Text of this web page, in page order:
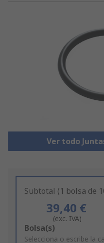
Ver todo
Subtotal (1 bolsa de
39,40 €
(exc. IVA)
Add
to
Bolsa(s)
Selecciona o escribe la